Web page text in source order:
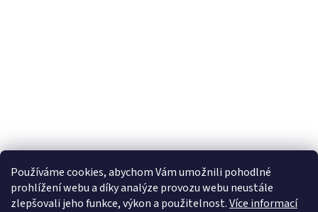
Používáme cookies, abychom Vám umožnili pohodlné
prohlížení webu a díky analýze provozu webu neustále
zlepšovali jeho funkce, výkon a použitelnost.Více informací